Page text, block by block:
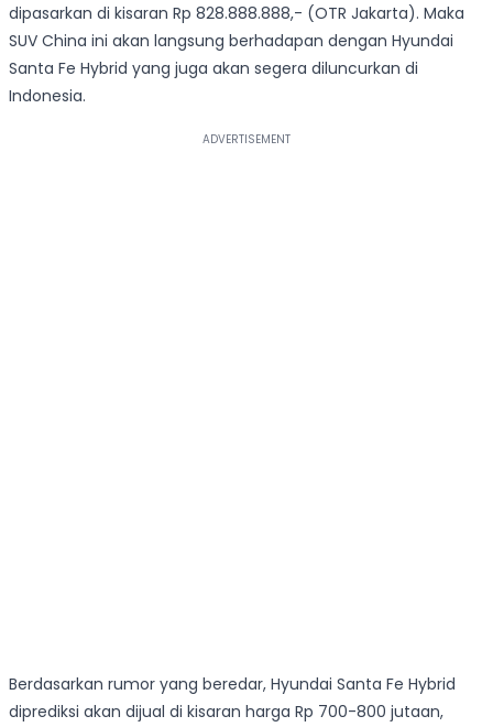
dipasarkan di kisaran Rp 828.888.888,- (OTR Jakarta). Maka
SUV China ini akan langsung berhadapan dengan Hyundai
Santa Fe Hybrid yang juga akan segera diluncurkan di
Indonesia.
Berdasarkan rumor yang beredar, Hyundai Santa Fe Hybrid
diprediksi akan dijual di kisaran harga Rp 700-800 jutaan,